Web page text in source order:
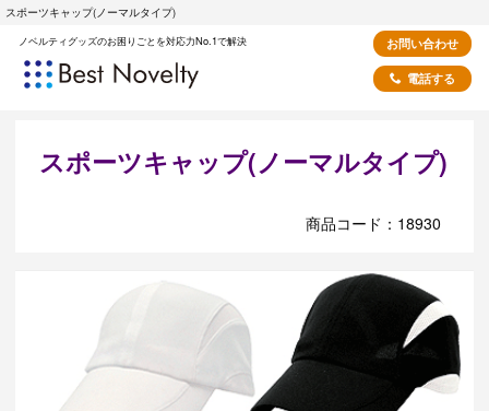
スポーツキャップ(ノーマルタイプ)
ノベルティグッズのお困りごとを対応力No.1で解決
お問い合わせ
電話する
スポーツキャップ(ノーマルタイプ)
商品コード：18930